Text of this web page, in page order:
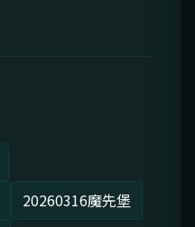
20260316魔先堡